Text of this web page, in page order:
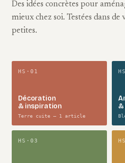
Des idées concrètes pour
mieux chez soi. Testées dans de
petites.
HS·01
Décoration
& inspiration
Terre cuite — 1 article
HS·03